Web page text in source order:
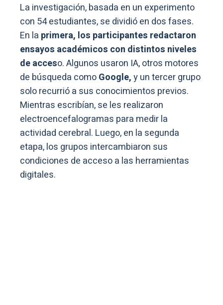
La investigación, basada en un experimento
con 54 estudiantes, se dividió en dos fases.
En la primera, los participantes redactaron
ensayos académicos con distintos niveles
de acceso. Algunos usaron IA, otros motores
de búsqueda comoGoogle,y un tercer grupo
solo recurrió a sus conocimientos previos.
Mientras escribían, se les realizaron
electroencefalogramas para medir la
actividad cerebral. Luego, en la segunda
etapa, los grupos intercambiaron sus
condiciones de acceso a las herramientas
digitales.